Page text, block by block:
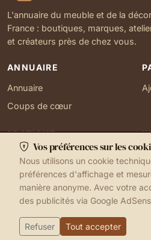
L'annuaire du meuble et de la
France : boutiques, marques,
et créateurs près de chez vous.
ANNUAIRE
Annuaire
Coups de cœur
PRATIQUE
Ma localisation
Gérer mes cookies
1999-2026 © Meuble Déco Mentions
Vos préférences sur les
Nous utilisons un cookie
préférences d'affichage et
manière anonyme. Avec votre
des publicités via Google
Refuser Tout accepter